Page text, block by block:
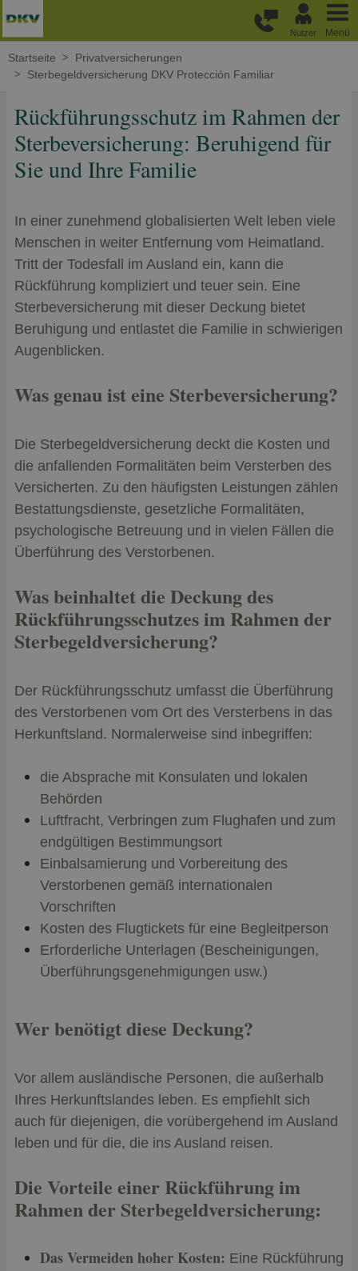
Nutzer Menü
Startseite
Privatversicherungen
Sterbegeldversicherung DKV Protección Familiar
Rückführungsschutz im Rahmen der
Sterbeversicherung: Beruhigend für
Sie und Ihre Familie
In einer zunehmend globalisierten Welt leben viele
Menschen in weiter Entfernung vom Heimatland.
Tritt der Todesfall im Ausland ein, kann die
Rückführung kompliziert und teuer sein. Eine
Sterbeversicherung mit dieser Deckung bietet
Beruhigung und entlastet die Familie in schwierigen
Augenblicken.
Was genau ist eine Sterbeversicherung?
Die Sterbegeldversicherung deckt die Kosten und
die anfallenden Formalitäten beim Versterben des
Versicherten. Zu den häufigsten Leistungen zählen
Bestattungsdienste, gesetzliche Formalitäten,
psychologische Betreuung und in vielen Fällen die
Überführung des Verstorbenen.
Was beinhaltet die Deckung des
Rückführungsschutzes im Rahmen der
Sterbegeldversicherung?
Der Rückführungsschutz umfasst die Überführung
des Verstorbenen vom Ort des Versterbens in das
Herkunftsland. Normalerweise sind inbegriffen:
die Absprache mit Konsulaten und lokalen
Behörden
Luftfracht, Verbringen zum Flughafen und zum
endgültigen Bestimmungsort
Einbalsamierung und Vorbereitung des
Verstorbenen gemäß internationalen
Vorschriften
Kosten des Flugtickets für eine Begleitperson
Erforderliche Unterlagen (Bescheinigungen,
Überführungsgenehmigungen usw.)
Wer benötigt diese Deckung?
Vor allem ausländische Personen, die außerhalb
Ihres Herkunftslandes leben. Es empfiehlt sich
auch für diejenigen, die vorübergehend im Ausland
leben und für die, die ins Ausland reisen.
Die Vorteile einer Rückführung im
Rahmen der Sterbegeldversicherung:
Das Vermeiden hoher Kosten: Eine Rückführung